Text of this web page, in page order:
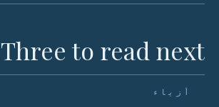
Three to read next.
أزياء